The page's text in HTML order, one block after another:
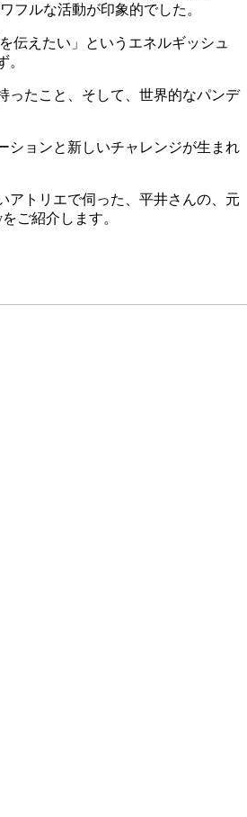
フルな活動が印象的でした。
伝えたい」というエネルギッシュ
。
ったこと、そして、世界的なパンデ
ションと新しいチャレンジが生まれ
アトリエで伺った、平井さんの、元
をご紹介します。